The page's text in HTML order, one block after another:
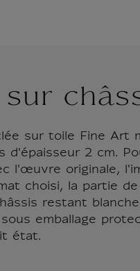
sur
sur toile Fine Art
d'épaisseur 2 cm.
l'œuvre originale,
choisi, la partie
restant
emballage
état.